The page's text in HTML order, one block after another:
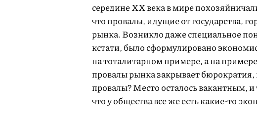
середине ХХ века в мире
что провалы, идущие от государства,
рынка. Возникло даже специальное
кстати, было сформулировано
на тоталитарном примере, а на
провалы рынка закрывает бюрократия,
провалы? Место осталось вакантным,
что у общества все же есть какие-то